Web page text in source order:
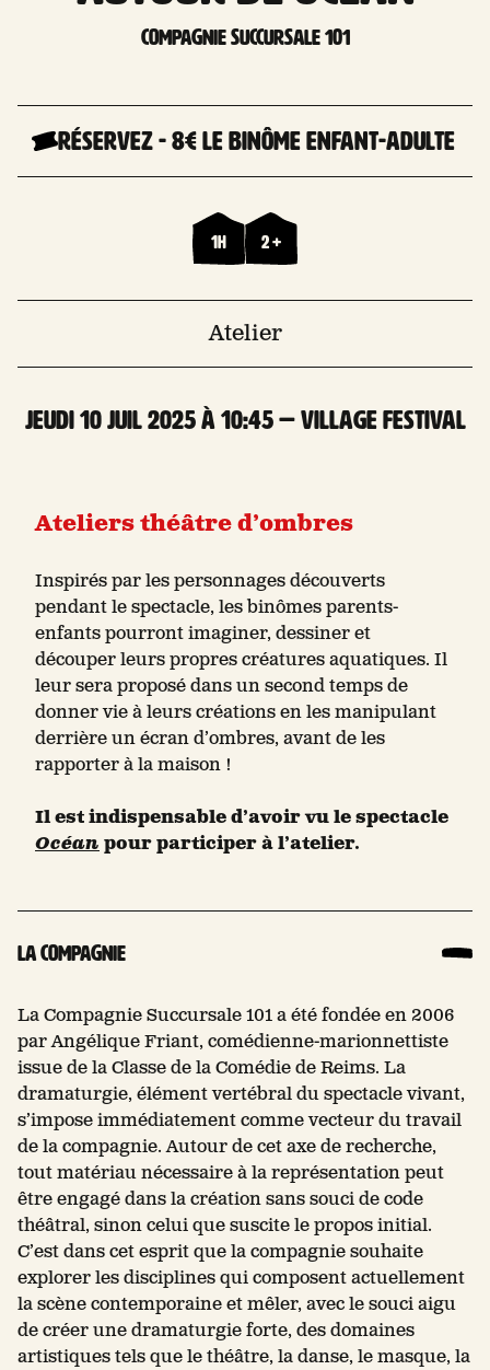
Compagnie Succursale 101
Réservez-8€ le binôme enfant-adulte
1h 2 +
Atelier
jeudi 10 Juil 2025 à 10:45 — Village Festival
Ateliers théâtre d’ombres
Inspirés par les personnages découverts
pendant le spectacle, les binômes parents-
enfants pourront imaginer, dessiner et
découper leurs propres créatures aquatiques. Il
leur sera proposé dans un second temps de
donner vie à leurs créations en les manipulant
derrière un écran d’ombres, avant de les
rapporter à la maison !
Il est indispensable d’avoir vu le spectacle
Océan pour participer à l’atelier.
La compagnie
La Compagnie Succursale 101 a été fondée en 2006
par Angélique Friant, comédienne-marionnettiste
issue de la Classe de la Comédie de Reims. La
dramaturgie, élément vertébral du spectacle vivant,
s’impose immédiatement comme vecteur du travail
de la compagnie. Autour de cet axe de recherche,
tout matériau nécessaire à la représentation peut
être engagé dans la création sans souci de code
théâtral, sinon celui que suscite le propos initial.
C’est dans cet esprit que la compagnie souhaite
explorer les disciplines qui composent actuellement
la scène contemporaine et mêler, avec le souci aigu
de créer une dramaturgie forte, des domaines
artistiques tels que le théâtre, la danse, le masque, la